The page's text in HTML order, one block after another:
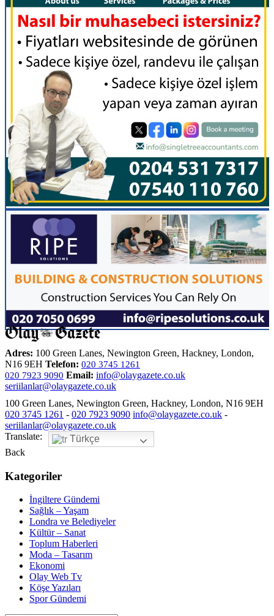
Adres: 100 Green Lanes, Newington Green, Hackney, London,
N16 9EH Telefon: 020 3745 1261
020 7923 9090 Email: info@olaygazete.co.uk
seriilanlar@olaygazete.co.uk
100 Green Lanes, Newington Green, Hackney, London, N16 9EH
020 3745 1261 - 020 7923 9090 info@olaygazete.co.uk -
seriilanlar@olaygazete.co.uk
Translate:
Türkçe
Back
Kategoriler
İngiltere Gündemi
Sağlık – Yaşam
Londra ve Belediyeler
Kültür – Sanat
Toplum Haberleri
Moda – Tasarım
Ekonomi
Olay Web Tv
Köşe Yazıları
Spor Gündemi